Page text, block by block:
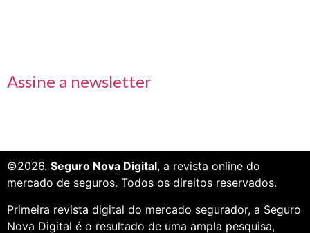
Assine a newsletter
©2026. Seguro Nova Digital, a revista online do
mercado de seguros. Todos os direitos reservados.
Primeira revista digital do mercado segurador, a Seguro
Nova Digital é o resultado de uma ampla pesquisa,